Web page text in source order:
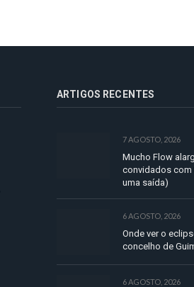
ARTIGOS RECENTES
7 AGOSTO, 2026
Mucho Flow
convidados com
uma saída)
6 AGOSTO, 2026
Onde ver o
concelho de
6 AGOSTO, 2026